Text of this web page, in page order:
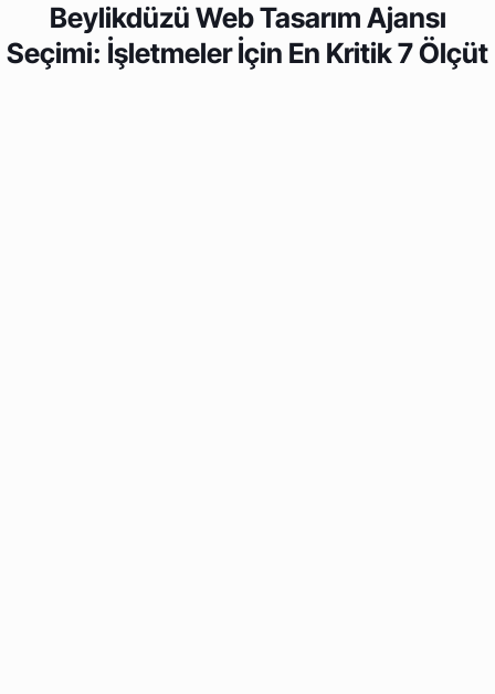
Beylikdüzü Web Tasarım Ajansı
Seçimi: İşletmeler İçin En Kritik 7 Ölçüt